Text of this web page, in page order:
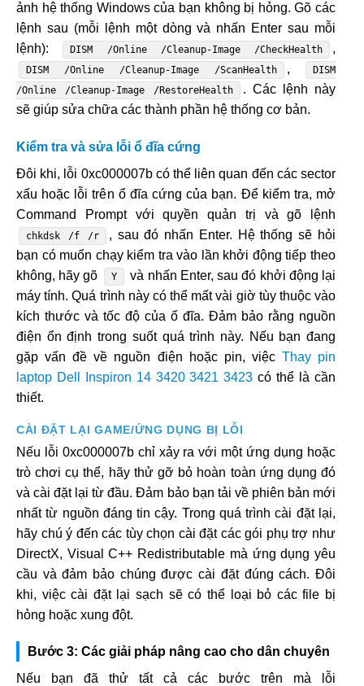
ảnh hệ thống Windows của bạn không bị hỏng. Gõ các
lệnh sau (mỗi lệnh một dòng và nhấn Enter sau mỗi
lệnh):
DISM /Online /Cleanup-Image /CheckHealth ,
DISM /Online /Cleanup-Image /ScanHealth ,
DISM
/Online /Cleanup-Image /RestoreHealth
. Các lệnh này
sẽ giúp sửa chữa các thành phần hệ thống cơ bản.
Kiểm tra và sửa lỗi ổ đĩa cứng
Đôi khi, lỗi 0xc000007b có thể liên quan đến các sector
xấu hoặc lỗi trên ổ đĩa cứng của bạn. Để kiểm tra, mở
Command Prompt với quyền quản trị và gõ lệnh
chkdsk /f /r
, sau đó nhấn Enter. Hệ thống sẽ hỏi
bạn có muốn chạy kiểm tra vào lần khởi động tiếp theo
không, hãy gõ
Y
và nhấn Enter, sau đó khởi động lại
máy tính. Quá trình này có thể mất vài giờ tùy thuộc vào
kích thước và tốc độ của ổ đĩa. Đảm bảo rằng nguồn
điện ổn định trong suốt quá trình này. Nếu bạn đang
gặp vấn đề về nguồn điện hoặc pin, việc Thay pin
laptop Dell Inspiron 14 3420 3421 3423 có thể là cần
thiết.
CÀI ĐẶT LẠI GAME/ỨNG DỤNG BỊ LỖI
Nếu lỗi 0xc000007b chỉ xảy ra với một ứng dụng hoặc
trò chơi cụ thể, hãy thử gỡ bỏ hoàn toàn ứng dụng đó
và cài đặt lại từ đầu. Đảm bảo bạn tải về phiên bản mới
nhất từ nguồn đáng tin cậy. Trong quá trình cài đặt lại,
hãy chú ý đến các tùy chọn cài đặt các gói phụ trợ như
DirectX, Visual C++ Redistributable mà ứng dụng yêu
cầu và đảm bảo chúng được cài đặt đúng cách. Đôi
khi, việc cài đặt lại sạch sẽ có thể loại bỏ các file bị
hỏng hoặc xung đột.
Bước 3: Các giải pháp nâng cao cho dân chuyên
Nếu bạn đã thử tất cả các bước trên mà lỗi